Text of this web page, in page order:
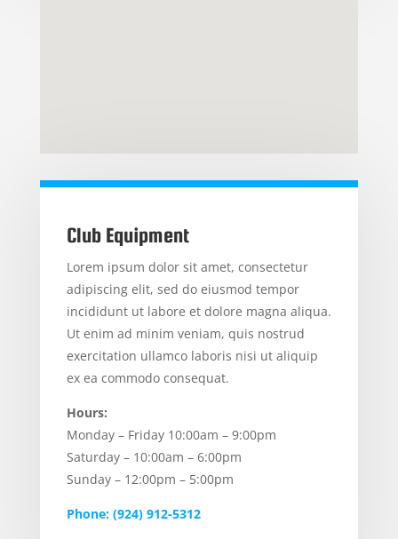
Club Equipment
Lorem ipsum dolor sit amet, consectetur
adipiscing elit, sed do eiusmod tempor
incididunt ut labore et dolore magna aliqua.
Ut enim ad minim veniam, quis nostrud
exercitation ullamco laboris nisi ut aliquip
ex ea commodo consequat.
Hours:
Monday – Friday 10:00am – 9:00pm
Saturday – 10:00am – 6:00pm
Sunday – 12:00pm – 5:00pm
Phone: (924) 912-5312